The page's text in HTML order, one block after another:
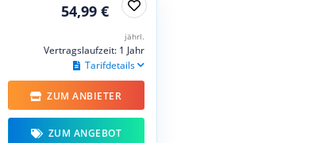
54,99 €
jährl.
Vertragslaufzeit: 1 Jahr
Tarifdetails
ZUM ANBIETER
ZUM ANGEBOT